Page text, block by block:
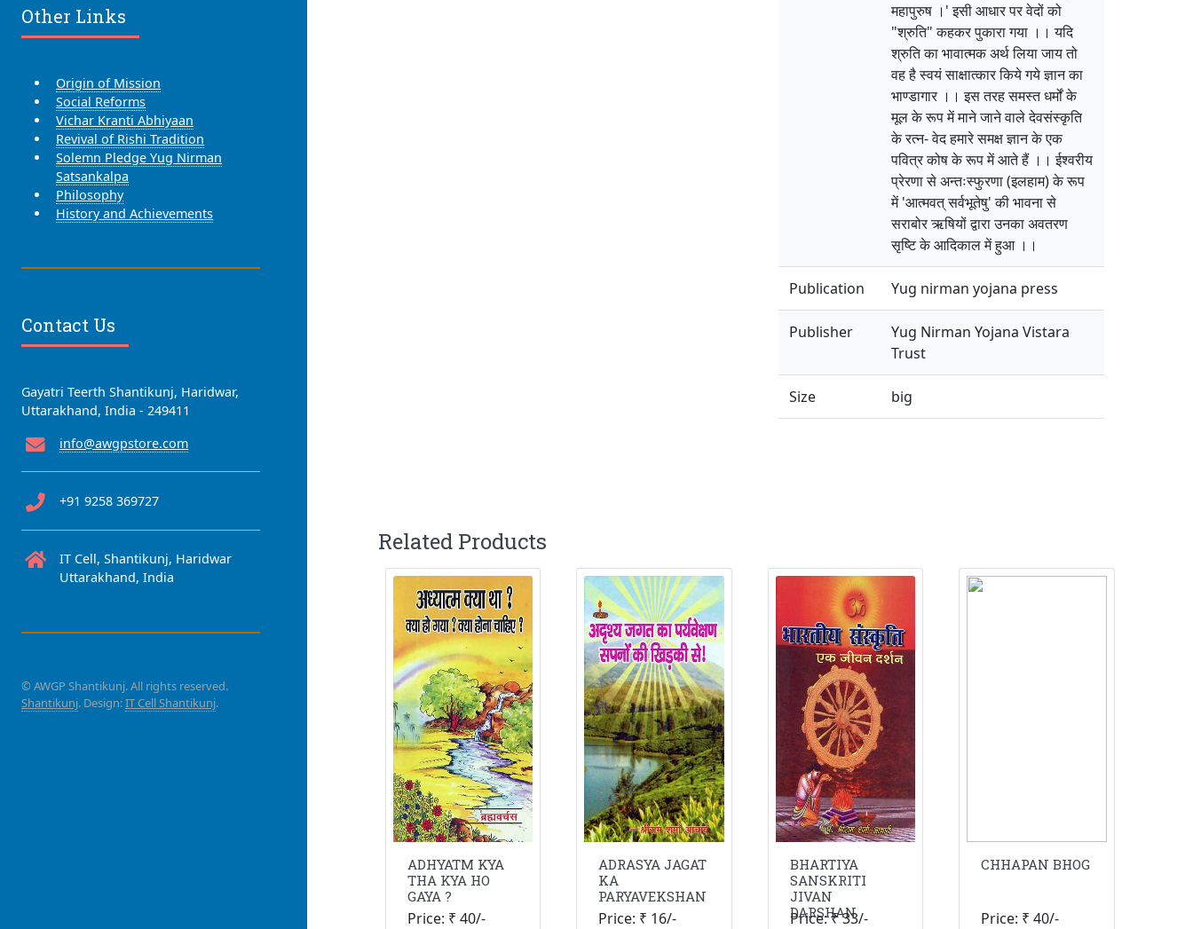
महापुरुष ।' इसी आधार पर वेदों को
"श्रुति" कहकर पुकारा गया ।। यदि
श्रुति का भावात्मक अर्थ लिया जाय तो
वह है स्वयं साक्षात्कार किये गये ज्ञान का
भाण्डागार ।। इस तरह समस्त धर्मों के
मूल के रूप में माने जाने वाले देवसंस्कृति
के रत्न- वेद हमारे समक्ष ज्ञान के एक
पवित्र कोष के रूप में आते हैं ।। ईश्वरीय
प्रेरणा से अन्तःस्फुरणा (इलहाम) के रूप
में 'आत्मवत् सर्वभूतेषु' की भावना से
सराबोर ऋषियों द्वारा उनका अवतरण
सृष्टि के आदिकाल में हुआ ।।
Publication Yug nirman yojana press
Publisher
Yug Nirman Yojana Vistara
Trust
Size big
Related Products
ADHYATM KYA
THA KYA HO
GAYA ?
Price: ₹ 40/-
ADRASYA JAGAT
KA
PARYAVEKSHAN
Price: ₹ 16/-
BHARTIYA
SANSKRITI
JIVAN
DARSHAN
Price: ₹ 33/-
CHHAPAN BHOG
Price: ₹ 40/-
Other Links
Origin of Mission
Social Reforms
Vichar Kranti Abhiyaan
Revival of Rishi Tradition
Solemn Pledge Yug Nirman
Satsankalpa
Philosophy
History and Achievements
Contact Us
Gayatri Teerth Shantikunj, Haridwar,
Uttarakhand, India - 249411
info@awgpstore.com
+91 9258 369727
IT Cell, Shantikunj, Haridwar
Uttarakhand, India
© AWGP Shantikunj. All rights reserved.
Shantikunj. Design:IT Cell Shantikunj.